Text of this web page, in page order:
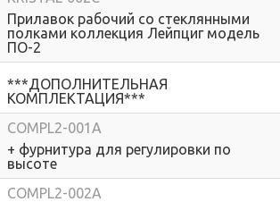
Прилавок рабочий со стеклянными
полками коллекция Лейпциг модель
ПО-2
***ДОПОЛНИТЕЛЬНАЯ
КОМПЛЕКТАЦИЯ***
COMPL2-001A
+ фурнитура для регулировки по
высоте
COMPL2-002A